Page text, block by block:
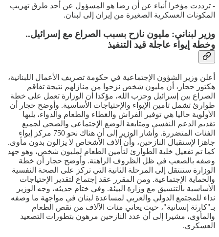
- ترددت مؤخرا أنباء عن أن رضا هو المسؤول عن أحد طرق تهريب
المكونات العسكرية الصغيرة من إيران إلى لبنان.
وزير لبناني: مليون نازح بسبب الصراع مع إسرائيل..
وخطة إيواء عاجلة قيد التنفيذ
أعلن وزير الشؤون الإجتماعية في حكومة تصريف الأعمال اللبنانية،
هكتور حجار، أن مليون شخص نزحوا من منازلهم نتيجة تفاقم
الصراع بين إسرائيل وحزب الله، مؤكدا أن الوزارة تعمل على خطة
طوارئ تشمل تأمين الإيواء والإحتياجات الأساسية. وأوضح حجار أن
الأولوية حاليا هي توفير الفراش والغطاء والطعام والدواء، يليها
تقديم الدعم النفسي ومتابعة الوضع الإجتماعي والصحي لجميع
الفئات المتضررة. وأشار الوزير إلى أن هناك نحو 750 مركز إيواء
جاهزا لإستقبال النازحين، وأن آلاف الأشخاص لا يزالون بدون مأوى.
كما تم تفعيل خلية الطوارئ لتأمين الطعام لمليون شخص، وهو جهد
وصفه بالصعب في ظل الظروف الراهنة. وأوضح حجار أن خطة
الوزارة ستنتقل إلى المرحلة الثانية التي تركز على الصحة النفسية
والحماية الإجتماعية. ومن المقرر عقد إجتماع لتقدير الإحتياجات
الأساسية بالتنسيق مع وزارة البيئة. وفي ختام حديثه، وجه الوزير
نداء للمجتمع الدولي والعربي لمساعدة لبنان في مواجهة ما وصفه
بـ"كارثة إنسانية"، حيث يعاني مئات الآلاف من نقص الطعام
والمأوى، مشيرا إلى أن عدد النازحين مرهون بتطورات التصعيد
العسكري.